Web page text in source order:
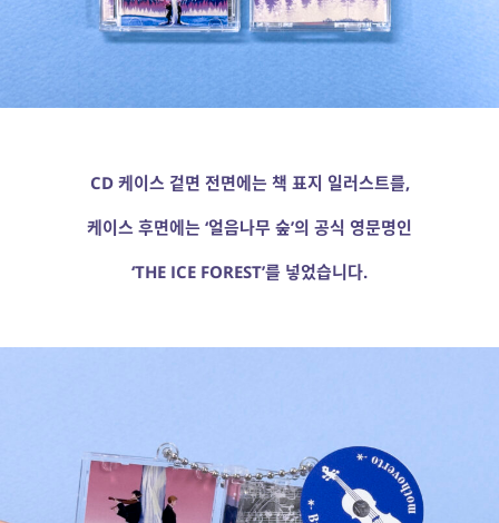
CD 케이스 겉면 전면에는 책 표지 일러스트를,
케이스 후면에는 ‘얼음나무 숲’의 공식 영문명인
‘THE ICE FOREST’를 넣었습니다.